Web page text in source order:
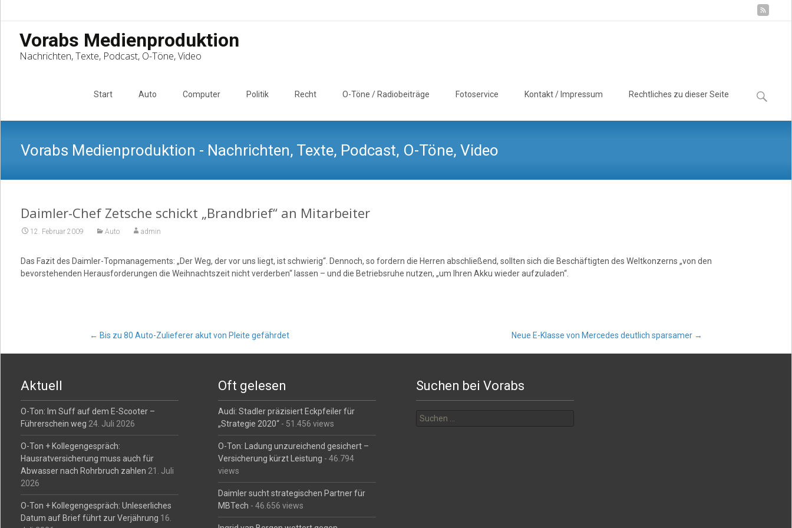
Vorabs Medienproduktion
Nachrichten, Texte, Podcast, O-Töne, Video
Start Auto Computer Politik Recht O-Töne / Radiobeiträge Fotoservice Kontakt / Impressum Rechtliches zu dieser Seite
Suchen
nach:
Vorabs Medienproduktion - Nachrichten, Texte, Podcast, O-Töne, Video
Daimler-Chef Zetsche schickt „Brandbrief“ an Mitarbeiter
12. Februar 2009 Auto admin
Das Fazit des Daimler-Topmanagements: „Der Weg, der vor uns liegt, ist schwierig“. Dennoch, so fordern die Herren abschließend, sollten sich die Beschäftigten des Weltkonzerns „von den
bevorstehenden Herausforderungen die Weihnachtszeit nicht verderben“ lassen – und die Betriebsruhe nutzen, „um Ihren Akku wieder aufzuladen“.
Post
navigation
← Bis zu 80 Auto-Zulieferer akut von Pleite gefährdet Neue E-Klasse von Mercedes deutlich sparsamer →
Aktuell
O-Ton: Im Suff auf dem E-Scooter –
Führerschein weg 24. Juli 2026
O-Ton + Kollegengespräch:
Hausratversicherung muss auch für
Abwasser nach Rohrbruch zahlen 21. Juli
2026
O-Ton + Kollegengespräch: Unleserliches
Datum auf Brief führt zur Verjährung 16.
Oft gelesen
Audi: Stadler präzisiert Eckpfeiler für
„Strategie 2020“ - 51.456 views
O-Ton: Ladung unzureichend gesichert –
Versicherung kürzt Leistung - 46.794
views
Daimler sucht strategischen Partner für
MBTech - 46.656 views
Suchen bei Vorabs
nach: